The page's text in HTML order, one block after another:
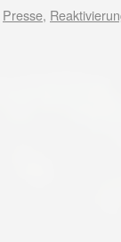
Presse,